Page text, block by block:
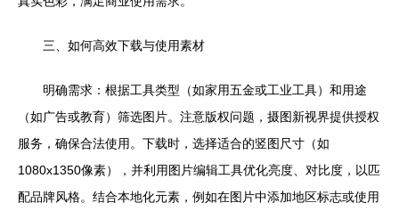
三、如何高效下载与使用素材
明确需求：根据工具类型（如家用五金或工业工具）和用途
（如广告或教育）筛选图片。注意版权问题，摄图新视界提供授权
服务，确保合法使用。下载时，选择适合的竖图尺寸（如
1080x1350像素），并利用图片编辑工具优化亮度、对比度，以匹
配品牌风格。结合本地化元素，例如在图片中添加地区标志或使用